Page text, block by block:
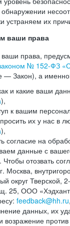
устраняем их
ваши права
права,
№ 152-ФЗ
— Закон), а
и какие ваши
),
к вашим
их у нас в
),
согласие на
данные с
Чтобы отозвать
Москва,
округ Тверской,
25, ООО
feedback@hh.ru,
данных, их
возражение